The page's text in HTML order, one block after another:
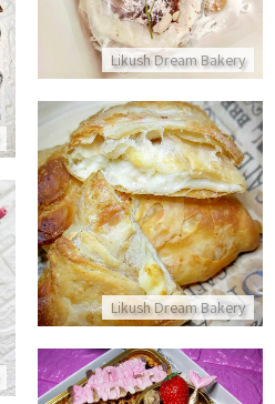
Likush Dream Bakery
Likush Dream Bakery
חצפורי מבפנים
התקשר/י